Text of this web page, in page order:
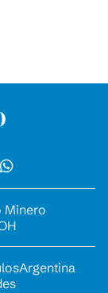
Minero
Argentina